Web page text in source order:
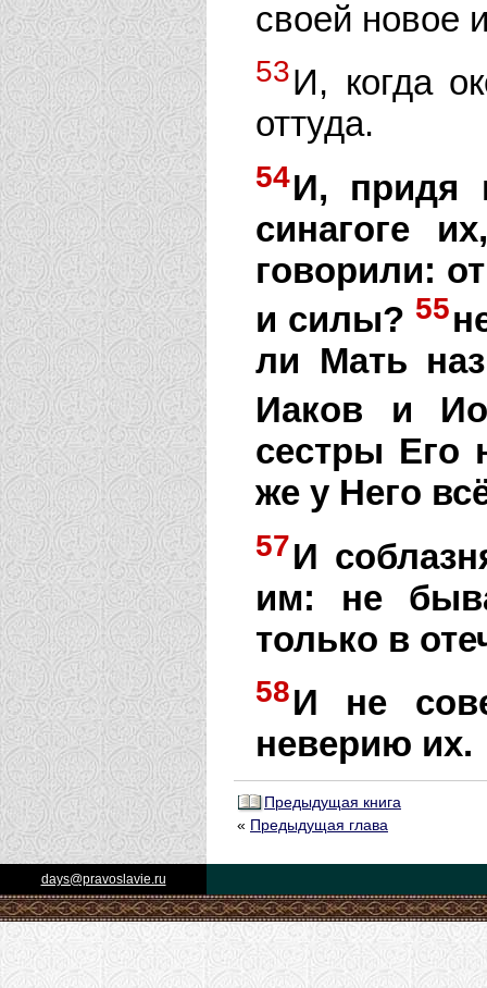
своей новое
53И, когда
оттуда.
54И, придя
синагоге
говорили:
и силы? 55
ли Мать
Иаков и
сестры Его
же у Него
57И
им: не
только в
58И не
неверию их.
Предыдущая книга
« Предыдущая глава
days@pravoslavie.ru